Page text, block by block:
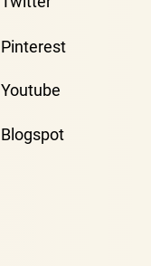
Pinterest
Youtube
Blogspot